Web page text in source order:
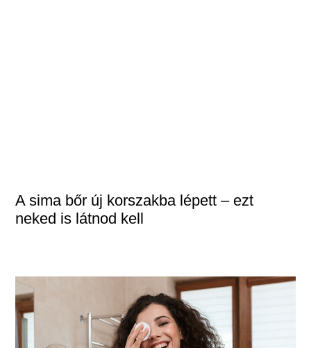
A sima bőr új korszakba lépett – ezt
neked is látnod kell